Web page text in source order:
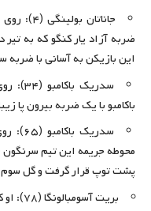
جاناتان
ضربه آزاد یار کنگو که به
این بازیکن به آسانی با ضربه
باکامبو با یک ضربه بیرون پا
سدریک
محوطه جریمه این تیم
پشت توپ قرار گرفت و گل سوم
بریت